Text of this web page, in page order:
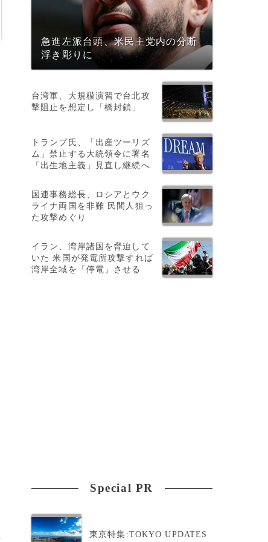
急進左派台頭、米民主党内の分断
浮き彫りに
台湾軍、大規模演習で台北攻
撃阻止を想定し「橋封鎖」
トランプ氏、「出産ツーリズ
ム」禁止する大統領令に署名
「出生地主義」見直し継続へ
国連事務総長、ロシアとウク
ライナ両国を非難 民間人狙っ
た攻撃めぐり
イラン、湾岸諸国を脅迫して
いた 米国が発電所攻撃すれば
湾岸全域を「停電」させる
Special PR
東京特集:TOKYO UPDATES